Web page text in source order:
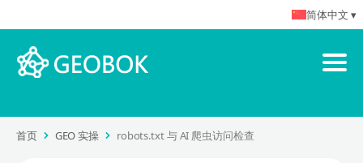
首页 GEO 实操 robots.txt 与 AI 爬虫访问检查
简体中文 ▾